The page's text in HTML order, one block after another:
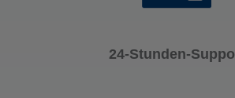
24-Stunden-